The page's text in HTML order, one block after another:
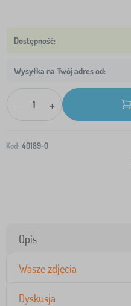
Wysyłka na Twój adres od:
- +
Kod: 40189-0
Opis
Wasze zdjęcia
Dyskusja